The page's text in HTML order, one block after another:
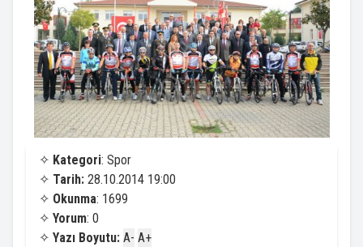
✧ Kategori: Spor
✧ Tarih: 28.10.2014 19:00
✧ Okunma: 1699
✧ Yorum: 0
✧ Yazı Boyutu: A- A+